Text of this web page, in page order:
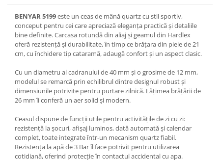
BENYAR 5199este un ceas de mână quartz cu stil sportiv,
conceput pentru cei care apreciază eleganța practică și detaliile
bine definite. Carcasa rotundă din aliaj și geamul din Hardlex
oferă rezistență și durabilitate, în timp ce brățara din piele de 21
cm, cu închidere tip cataramă, adaugă confort și un aspect clasic.
Cu un diametru al cadranului de 40 mm și o grosime de 12 mm,
modelul se remarcă prin echilibrul dintre designul robust și
dimensiunile potrivite pentru purtare zilnică. Lățimea brățării de
26 mm îi conferă un aer solid și modern.
Ceasul dispune de funcții utile pentru activitățile de zi cu zi:
rezistență la șocuri, afișaj luminos, dată automată și calendar
complet, toate integrate într-un mecanism quartz fiabil.
Rezistența la apă de 3 Bar îl face potrivit pentru utilizarea
cotidiană, oferind protecție în contactul accidental cu apa.